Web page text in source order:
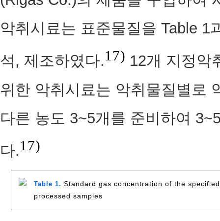
악취시료는 표준물질을 Table 1
석, 제조하였다.17) 12개 지정악
위한 악취시료는 악취물질별로
다른 농도 3~5개를 준비하여
다.17)
Table 1. Standard gas concentration of the
processed samples